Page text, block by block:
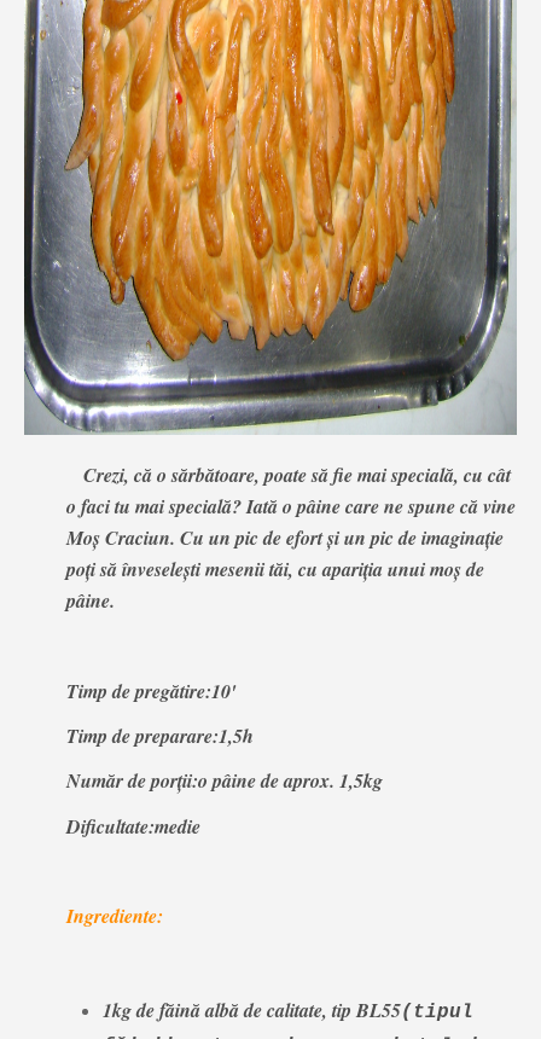
Crezi, că o sărbătoare, poate să fie mai specială, cu cât
o faci tu mai specială? Iată o pâine care ne spune că vine
Moş Craciun. Cu un pic de efort şi un pic de imaginaţie
poţi să înveseleşti mesenii tăi, cu apariţia unui moş de
pâine.
Timp de pregătire:10'
Timp de preparare:1,5h
Număr de porţii:o pâine de aprox. 1,5kg
Dificultate:medie
Ingrediente:
1kg de făină albă de calitate, tip BL55(tipul